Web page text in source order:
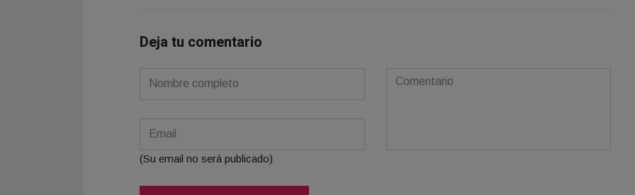
Deja tu comentario
(Su email no será publicado)